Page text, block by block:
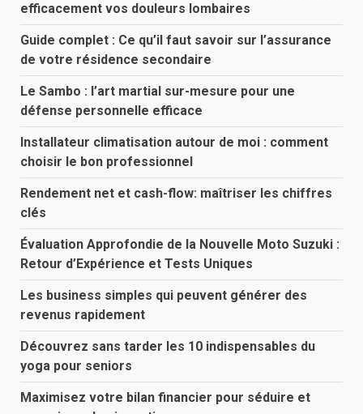
efficacement vos douleurs lombaires
Guide complet : Ce qu’il faut savoir sur l’assurance
de votre résidence secondaire
Le Sambo : l’art martial sur-mesure pour une
défense personnelle efficace
Installateur climatisation autour de moi : comment
choisir le bon professionnel
Rendement net et cash-flow: maîtriser les chiffres
clés
Évaluation Approfondie de la Nouvelle Moto Suzuki :
Retour d’Expérience et Tests Uniques
Les business simples qui peuvent générer des
revenus rapidement
Découvrez sans tarder les 10 indispensables du
yoga pour seniors
Maximisez votre bilan financier pour séduire et